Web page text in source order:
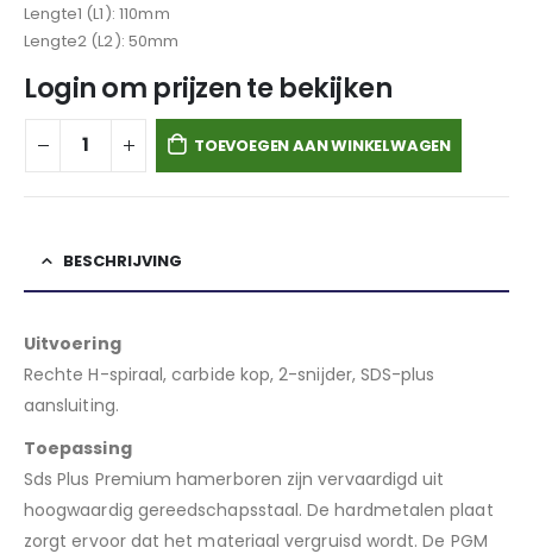
Lengte1 (L1): 110mm
Lengte2 (L2): 50mm
Login om prijzen te bekijken
TOEVOEGEN AAN WINKELWAGEN
BESCHRIJVING
Uitvoering
Rechte H-spiraal, carbide kop, 2-snijder, SDS-plus
aansluiting.
Toepassing
Sds Plus Premium hamerboren zijn vervaardigd uit
hoogwaardig gereedschapsstaal. De hardmetalen plaat
zorgt ervoor dat het materiaal vergruisd wordt. De PGM